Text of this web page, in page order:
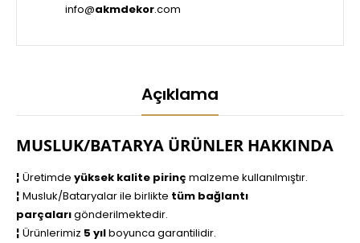
info@akmdekor.com
Açıklama
MUSLUK/BATARYA ÜRÜNLER HAKKINDA
¦ Üretimde yüksek kalite pirinç malzeme kullanılmıştır.
¦ Musluk/Bataryalar ile birlikte tüm bağlantı
parçalarıgönderilmektedir.
¦ Ürünlerimiz 5 yılboyunca garantilidir.